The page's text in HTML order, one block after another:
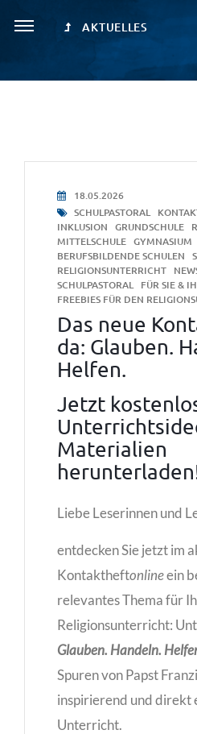
AKTUELLES
18.05.2026
SCHULPASTORAL
INKLUSION GRUNDSCHULE
MITTELSCHULE GYMNASIUM
BERUFSBILDENDE SCHULEN
RELIGIONSUNTERRICHT
SCHULPASTORAL FÜR SIE &
FREEBIES FÜR DEN
Das neue
da: Glauben.
Helfen.
Jetzt
Materialien
Liebe Leserinnen und
entdecken Sie jetzt im
Kontaktheftonlineein
relevantes Thema für
Religionsunterricht:
Glauben. Handeln.
Spuren von Papst
inspirierend und direkt
Unterricht.